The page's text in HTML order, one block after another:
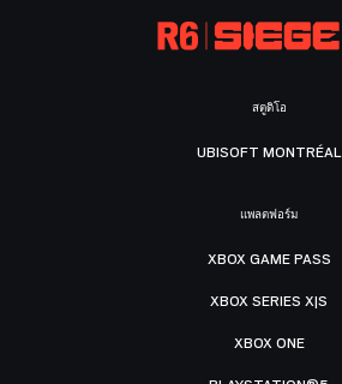
สตูดิโอ
UBISOFT MONTRÉAL
แพลตฟอร์ม
XBOX GAME PASS
XBOX SERIES X|S
XBOX ONE